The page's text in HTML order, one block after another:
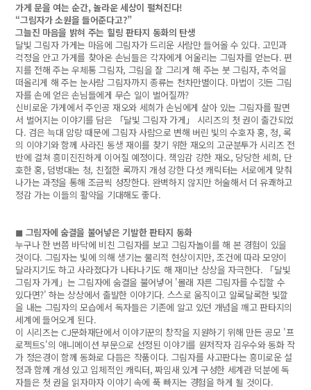
가게 문을 여는 순간, 놀라운 세상이 펼쳐진다!
“그림자가 소원을 들어준다고?”
그늘진 마음을 밝혀 주는 힐링 판타지 동화의 탄생
달빛 그림자 가게는 마음에 그림자가 드리운 사람만 들어올 수 있다. 고민과
걱정을 안고 가게를 찾아온 손님들은 각자에게 어울리는 그림자를 얻는다. 편
지를 전해 주는 우체통 그림자, 그림을 잘 그리게 해 주는 붓 그림자, 추억을
떠올리게 해 주는 눈사람 그림자까지 종류는 천차만별이다. 마법이 깃든 그림
자를 손에 얻은 손님들에게 무슨 일이 벌어질까?
신비로운 가게에서 주인공 재오와 세희가 손님에게 살아 있는 그림자를 팔면
서 벌어지는 이야기를 담은 「달빛 그림자 가게」 시리즈의 첫 권이 출간되었
다. 검은 늑대 암랑 때문에 그림자 사람으로 변해 버린 빛의 수호자 홍, 청, 록
의 이야기와 함께 사라진 동생 재이를 찾기 위한 재오의 고군분투가 시리즈 전
반에 걸쳐 흥미진진하게 이어질 예정이다. 책임감 강한 재오, 당당한 세희, 단
호한 홍, 덤벙대는 청, 친절한 록까지 개성 강한 다섯 캐릭터는 서로에게 맞춰
나가는 과정을 통해 조금씩 성장한다. 완벽하지 않지만 허술해서 더 유쾌하고
정감 가는 이들의 활약을 기대해도 좋다.
◼ 그림자에 숨결을 불어넣은 기발한 판타지 동화
누구나 한 번쯤 바닥에 비친 그림자를 보고 그림자놀이를 해 본 경험이 있을
것이다. 그림자는 빛에 의해 생기는 물리적 현상이지만, 조건에 따라 모양이
달라지기도 하고 사라졌다가 나타나기도 해 재미난 상상을 자극한다. 「달빛
그림자 가게」는 그림자에 숨결을 불어넣어 '몰래 자른 그림자를 수집할 수
있다면?' 하는 상상에서 출발한 이야기다. 스스로 움직이고 알록달록한 빛깔
을 내는 그림자의 모습에서 독자들은 기존에 알고 있던 개념을 깨고 판타지의
세계에 들어오게 된다.
이 시리즈는 CJ문화재단에서 이야기꾼의 창작을 지원하기 위해 만든 공모 '프
로젝트S'의 애니메이션 부문으로 선정된 이야기를 원저작자 김우수와 동화 작
가 정은경이 함께 동화로 다듬은 작품이다. 그림자를 사고판다는 흥미로운 설
정과 함께 개성 있고 입체적인 캐릭터, 짜임새 있게 구성한 세계관 덕분에 독
자들은 첫 권을 읽자마자 이야기 속에 푹 빠지는 경험을 하게 될 것이다.